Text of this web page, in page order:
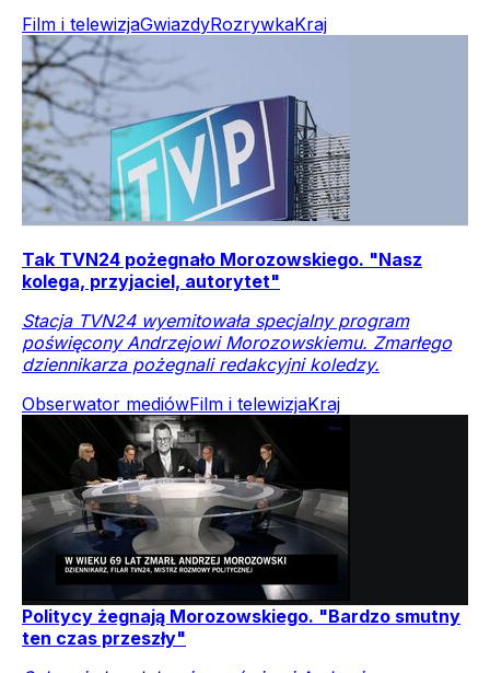
Film i telewizjaGwiazdyRozrywkaKraj
Tak TVN24 pożegnało Morozowskiego. "Nasz
kolega, przyjaciel, autorytet"
Stacja TVN24 wyemitowała specjalny program
poświęcony Andrzejowi Morozowskiemu. Zmarłego
dziennikarza pożegnali redakcyjni koledzy.
Obserwator mediówFilm i telewizjaKraj
Politycy żegnają Morozowskiego. "Bardzo smutny
ten czas przeszły"